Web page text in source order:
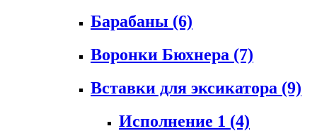
Барабаны (6)
Воронки Бюхнера (7)
Вставки для эксикатора (9)
Исполнение 1 (4)